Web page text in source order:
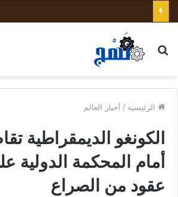
بحث
الرئيسية / أخبار العالم
الكونغو الديمقراطية
أمام المحكمة الدولية
عقود من الصراع